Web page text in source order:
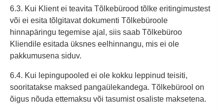
6.3. Kui Klient ei teavita Tõlkebürood tõlke eritingimustest
või ei esita tõlgitavat dokumenti Tõlkebüroole
hinnapäringu tegemise ajal, siis saab Tõlkebüroo
Kliendile esitada üksnes eelhinnangu, mis ei ole
pakkumusena siduv.
6.4. Kui lepingupooled ei ole kokku leppinud teisiti,
sooritatakse maksed pangaülekandega. Tõlkebürool on
õigus nõuda ettemaksu või tasumist osaliste maksetena.